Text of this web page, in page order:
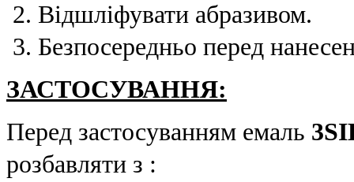
Відшліфувати абразивом.
Безпосередньо перед
ЗАСТОСУВАННЯ:
Перед застосуванням емаль
розбавляти з :